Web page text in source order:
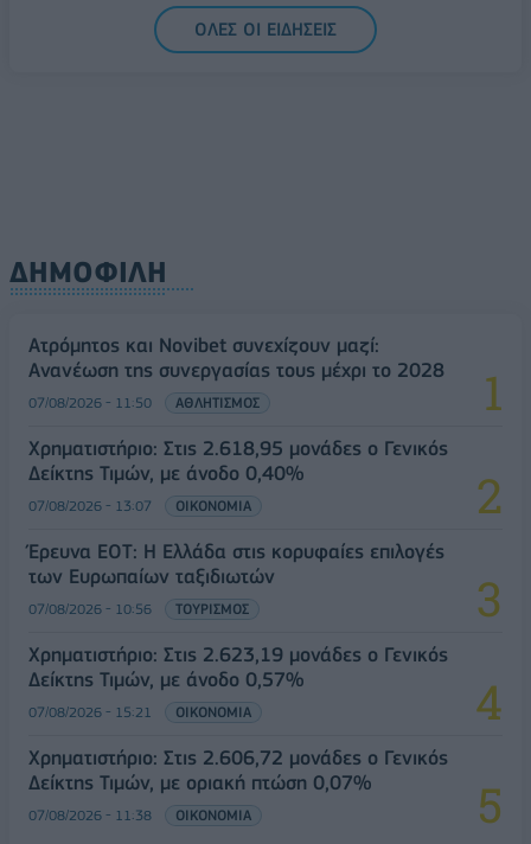
ΟΛΕΣ ΟΙ ΕΙΔΗΣΕΙΣ
ΔΗΜΟΦΙΛΗ
Ατρόμητος και Novibet συνεχίζουν μαζί:
Ανανέωση της συνεργασίας τους μέχρι το 2028
07/08/2026 - 11:50 ΑΘΛΗΤΙΣΜΟΣ
Χρηματιστήριο: Στις 2.618,95 μονάδες ο Γενικός
Δείκτης Τιμών, με άνοδο 0,40%
07/08/2026 - 13:07 ΟΙΚΟΝΟΜΙΑ
Έρευνα ΕΟΤ: Η Ελλάδα στις κορυφαίες επιλογές
των Ευρωπαίων ταξιδιωτών
07/08/2026 - 10:56 ΤΟΥΡΙΣΜΟΣ
Χρηματιστήριο: Στις 2.623,19 μονάδες ο Γενικός
Δείκτης Τιμών, με άνοδο 0,57%
07/08/2026 - 15:21 ΟΙΚΟΝΟΜΙΑ
Χρηματιστήριο: Στις 2.606,72 μονάδες ο Γενικός
Δείκτης Τιμών, με οριακή πτώση 0,07%
07/08/2026 - 11:38 ΟΙΚΟΝΟΜΙΑ